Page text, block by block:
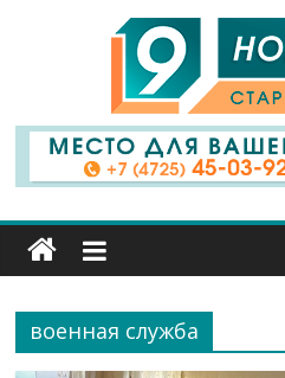
9
Канал
Старый
Оскол
военная служба